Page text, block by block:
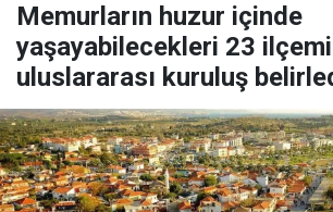
Memurların huzur içinde
yaşayabilecekleri 23
uluslararası kuruluş